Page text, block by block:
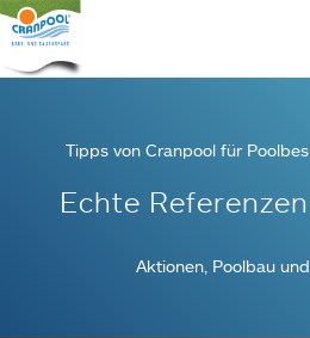
Tipps von Cranpool für
Echte
Aktionen, Poolbau